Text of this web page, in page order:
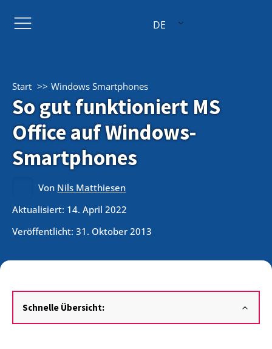
DE
Start Windows Smartphones
So gut funktioniert MS
Office auf Windows-
Smartphones
Von Nils Matthiesen
Aktualisiert: 14. April 2022
Veröffentlicht: 31. Oktober 2013
Schnelle Übersicht: